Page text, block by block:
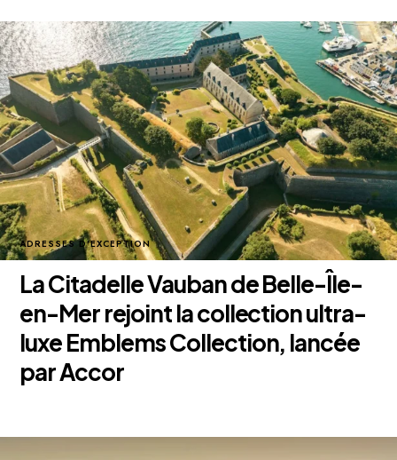
ADRESSES D'EXCEPTION
La Citadelle Vauban de Belle-Île-
en-Mer rejoint la collection ultra-
luxe Emblems Collection, lancée
par Accor